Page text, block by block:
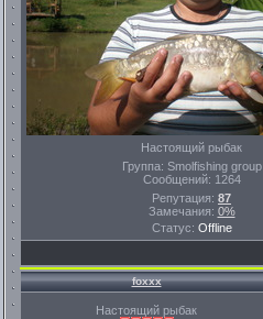
Настоящий рыбак
Группа: Smolfishing group
Сообщений: 1264
Репутация: 87
Замечания: 0%
Статус: Offline
foxxx
Настоящий рыбак